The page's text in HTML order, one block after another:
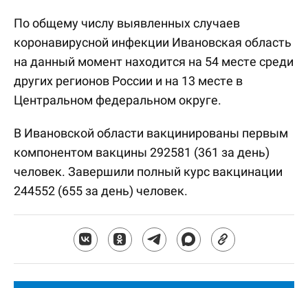
По общему числу выявленных случаев
коронавирусной инфекции Ивановская область
на данный момент находится на 54 месте среди
других регионов России и на 13 месте в
Центральном федеральном округе.
В Ивановской области вакцинированы первым
компонентом вакцины 292581 (361 за день)
человек. Завершили полный курс вакцинации
244552 (655 за день) человек.